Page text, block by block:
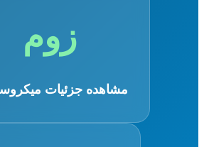
زوم
مشاهده جزئیات